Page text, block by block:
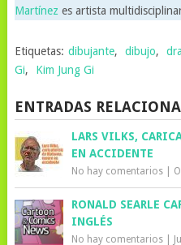
Martínez es artista
Etiquetas: dibujante, dibujo,
Gi, Kim Jung Gi
ENTRADAS
LARS VILKS,
EN ACCIDENTE
No hay comentarios|
RONALD SEARLE
INGLÉS
No hay comentarios|